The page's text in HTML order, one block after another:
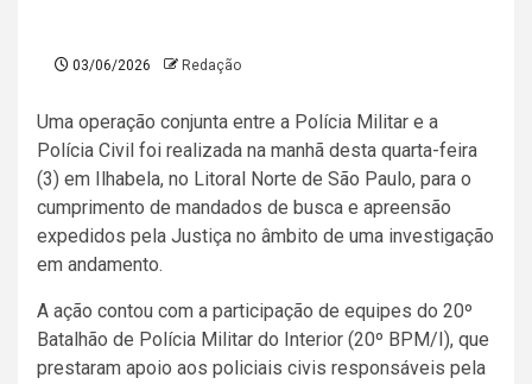
03/06/2026 Redação
Uma operação conjunta entre a Polícia Militar e a
Polícia Civil foi realizada na manhã desta quarta-feira
(3) em Ilhabela, no Litoral Norte de São Paulo, para o
cumprimento de mandados de busca e apreensão
expedidos pela Justiça no âmbito de uma investigação
em andamento.
A ação contou com a participação de equipes do 20º
Batalhão de Polícia Militar do Interior (20º BPM/I), que
prestaram apoio aos policiais civis responsáveis pela